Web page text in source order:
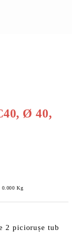
Ø 40,
0.000 Kg
2 piciorușe tub